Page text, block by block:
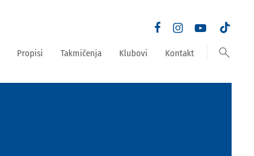
Propisi Takmičenja Klubovi Kontakt search